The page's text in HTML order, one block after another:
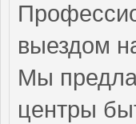
выездом
Мы
центры